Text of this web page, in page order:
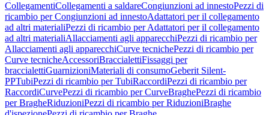
CollegamentiCollegamenti a saldareCongiunzioni ad innestoPezzi di
ricambio per Congiunzioni ad innestoAdattatori per il collegamento
ad altri materialiPezzi di ricambio per Adattatori per il collegamento
ad altri materialiAllacciamenti agli apparecchiPezzi di ricambio per
Allacciamenti agli apparecchiCurve tecnichePezzi di ricambio per
Curve tecnicheAccessoriBraccialettiFissaggi per
braccialettiGuarnizioniMateriali di consumoGeberit Silent-
PPTubiPezzi di ricambio per TubiRaccordiPezzi di ricambio per
RaccordiCurvePezzi di ricambio per CurveBraghePezzi di ricambio
per BragheRiduzioniPezzi di ricambio per RiduzioniBraghe